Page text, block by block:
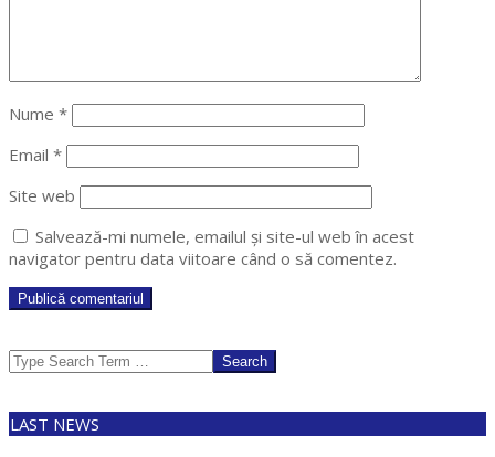
Nume *
Email *
Site web
Salvează-mi numele, emailul și site-ul web în acest
navigator pentru data viitoare când o să comentez.
Search
LAST NEWS